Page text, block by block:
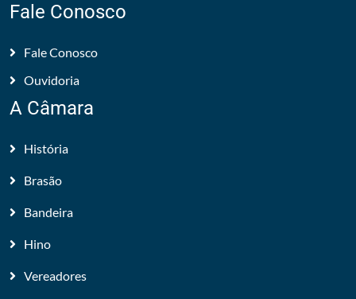
Fale Conosco
Fale Conosco
Ouvidoria
A Câmara
História
Brasão
Bandeira
Hino
Vereadores